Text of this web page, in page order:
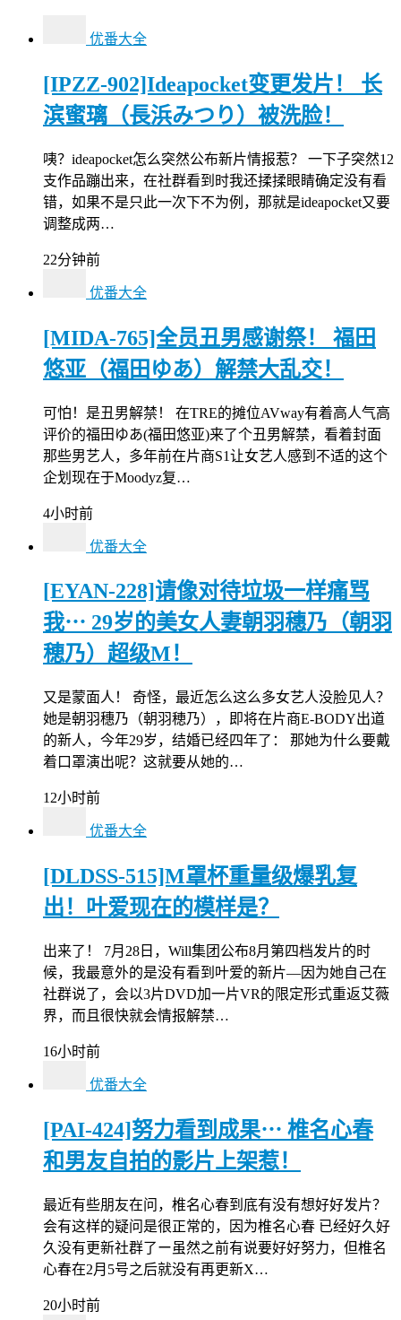
优番大全
[IPZZ-902]Ideapocket变更发片！ 长
滨蜜璃（長浜みつり）被洗脸！
咦？ideapocket怎么突然公布新片情报惹？ 一下子突然12
支作品蹦出来，在社群看到时我还揉揉眼睛确定没有看
错，如果不是只此一次下不为例，那就是ideapocket又要
调整成两…
22分钟前
优番大全
[MIDA-765]全员丑男感谢祭！ 福田
悠亚（福田ゆあ）解禁大乱交！
可怕！是丑男解禁！ 在TRE的摊位AVway有着高人气高
评价的福田ゆあ(福田悠亚)来了个丑男解禁，看着封面
那些男艺人，多年前在片商S1让女艺人感到不适的这个
企划现在于Moodyz复…
4小时前
优番大全
[EYAN-228]请像对待垃圾一样痛骂
我⋯ 29岁的美女人妻朝羽穗乃（朝羽
穂乃）超级M！
又是蒙面人！ 奇怪，最近怎么这么多女艺人没脸见人？
她是朝羽穗乃（朝羽穂乃），即将在片商E-BODY出道
的新人，今年29岁，结婚已经四年了： 那她为什么要戴
着口罩演出呢？这就要从她的…
12小时前
优番大全
[DLDSS-515]M罩杯重量级爆乳复
出！叶爱现在的模样是？
出来了！ 7月28日，Will集团公布8月第四档发片的时
候，我最意外的是没有看到叶爱的新片—因为她自己在
社群说了，会以3片DVD加一片VR的限定形式重返艾薇
界，而且很快就会情报解禁…
16小时前
优番大全
[PAI-424]努力看到成果⋯ 椎名心春
和男友自拍的影片上架惹！
最近有些朋友在问，椎名心春到底有没有想好好发片？
会有这样的疑问是很正常的，因为椎名心春 已经好久好
久没有更新社群了ー虽然之前有说要好好努力，但椎名
心春在2月5号之后就没有再更新X…
20小时前